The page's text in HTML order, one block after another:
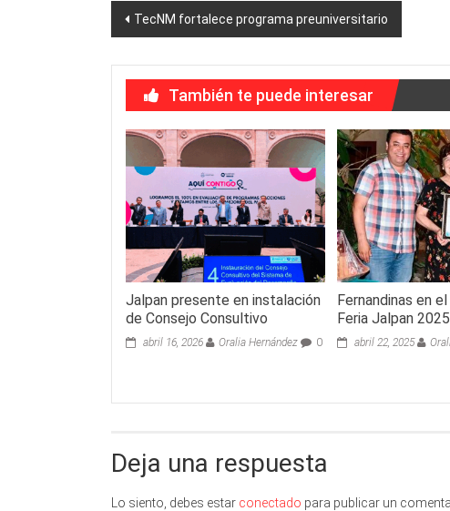
Navegación
entradas
TecNM fortalece programa preuniversitario
También te puede interesar
Jalpan presente en instalación
de Consejo Consultivo
abril 16, 2026 Oralia Hernández 0
Fernandinas en
Feria Jalpan 2025
abril 22, 2025
Deja una respuesta
Lo siento, debes estar conectado para publicar un